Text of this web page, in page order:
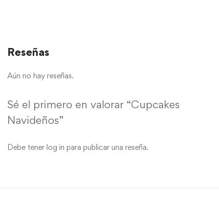
Reseñas
Aún no hay reseñas.
Sé el primero en valorar “Cupcakes
Navideños”
Debe tener log in para publicar una reseña.